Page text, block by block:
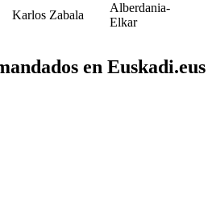
Karlos Zabala
Alberdania-
Elkar
en Euskadi.eus